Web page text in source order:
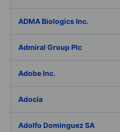
ADMA Biologics Inc.
Admiral Group Plc
Adobe Inc.
Adocia
Adolfo Dominguez SA